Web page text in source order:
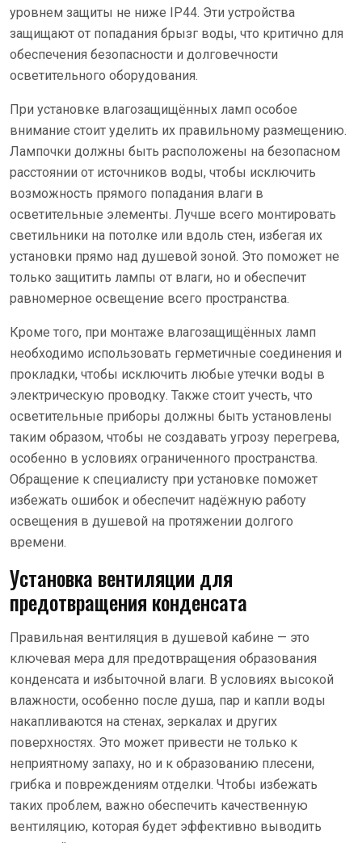
уровнем защиты не ниже IP44. Эти устройства
защищают от попадания брызг воды, что критично для
обеспечения безопасности и долговечности
осветительного оборудования.
При установке влагозащищённых ламп особое
внимание стоит уделить их правильному размещению.
Лампочки должны быть расположены на безопасном
расстоянии от источников воды, чтобы исключить
возможность прямого попадания влаги в
осветительные элементы. Лучше всего монтировать
светильники на потолке или вдоль стен, избегая их
установки прямо над душевой зоной. Это поможет не
только защитить лампы от влаги, но и обеспечит
равномерное освещение всего пространства.
Кроме того, при монтаже влагозащищённых ламп
необходимо использовать герметичные соединения и
прокладки, чтобы исключить любые утечки воды в
электрическую проводку. Также стоит учесть, что
осветительные приборы должны быть установлены
таким образом, чтобы не создавать угрозу перегрева,
особенно в условиях ограниченного пространства.
Обращение к специалисту при установке поможет
избежать ошибок и обеспечит надёжную работу
освещения в душевой на протяжении долгого
времени.
Установка вентиляции для
предотвращения конденсата
Правильная вентиляция в душевой кабине — это
ключевая мера для предотвращения образования
конденсата и избыточной влаги. В условиях высокой
влажности, особенно после душа, пар и капли воды
накапливаются на стенах, зеркалах и других
поверхностях. Это может привести не только к
неприятному запаху, но и к образованию плесени,
грибка и повреждениям отделки. Чтобы избежать
таких проблем, важно обеспечить качественную
вентиляцию, которая будет эффективно выводить